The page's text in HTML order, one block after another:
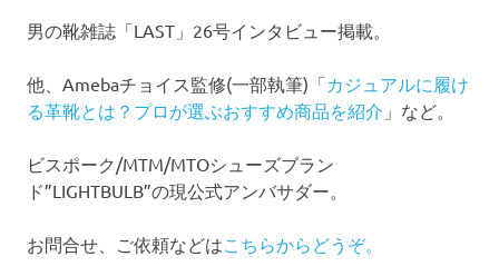
男の靴雑誌「LAST」26号インタビュー掲載。
他、Amebaチョイス監修(一部執筆)「カジュアルに履け
る革靴とは？プロが選ぶおすすめ商品を紹介 」など。
ビスポーク/MTM/MTOシューズブラン
ド”LIGHTBULB”の現公式アンバサダー。
お問合せ、ご依頼などは こちらからどうぞ。